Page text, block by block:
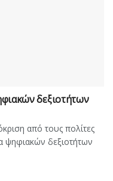
δεξιοτήτων
από τους πολίτες
ψηφιακών δεξιοτήτων